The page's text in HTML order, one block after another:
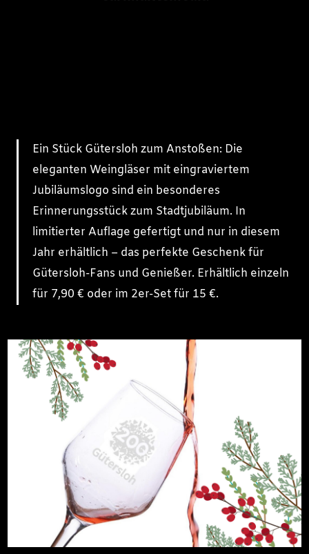
Ein Stück Gütersloh zum Anstoßen: Die
eleganten Weingläser mit eingraviertem
Jubiläumslogo sind ein besonderes
Erinnerungsstück zum Stadtjubiläum. In
limitierter Auflage gefertigt und nur in diesem
Jahr erhältlich – das perfekte Geschenk für
Gütersloh-Fans und Genießer. Erhältlich einzeln
für 7,90 € oder im 2er-Set für 15 €.